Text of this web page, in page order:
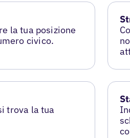
la tua posizione
civico.
trova la tua